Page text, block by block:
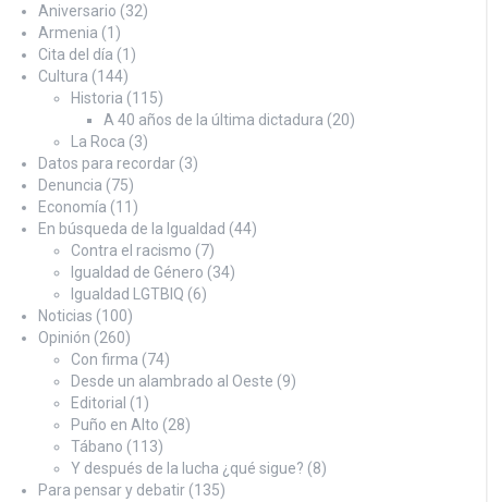
Aniversario (32)
Armenia (1)
Cita del día (1)
Cultura (144)
Historia (115)
A 40 años de la última dictadura (20)
La Roca (3)
Datos para recordar (3)
Denuncia (75)
Economía (11)
En búsqueda de la Igualdad (44)
Contra el racismo (7)
Igualdad de Género (34)
Igualdad LGTBIQ (6)
Noticias (100)
Opinión (260)
Con firma (74)
Desde un alambrado al Oeste (9)
Editorial (1)
Puño en Alto (28)
Tábano (113)
Y después de la lucha ¿qué sigue? (8)
Para pensar y debatir (135)